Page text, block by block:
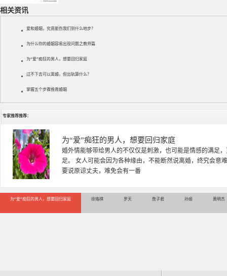
相关资讯
爱和婚姻，究竟能伤我们到什么地步？
为什么你的婚姻容易出现问题之教师篇
为“爱”痴狂的男人，想要回归家庭
过不下去可以离婚，但出轨算什么？
掌握五个步骤挽救婚姻
专家推荐推荐：
徐珞棋
徐珞棋，婚姻家庭咨询师，毕业于重庆师范大学心理学专业
多年，对婚姻情感分析、恋爱择偶、夫妻关系，情感挽回、
千小时，积累了丰富的咨
为“爱”痴狂的男人，想要回归家庭 徐珞棋 罗天 詹子君 孙娅 黄明杰